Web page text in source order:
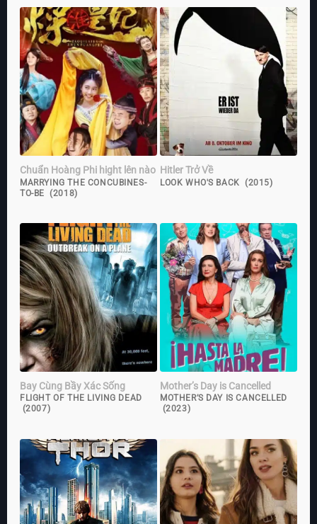
Chuẩn Hoàng Phi hight lên nào
MARRYING THE CONCUBINES-
TO-BE (2018)
Hitler Trở Về
LOOK WHO'S BACK (2015)
Bay Cùng Bầy Xác Sống
FLIGHT OF THE LIVING DEAD
(2007)
Mother’s Day is Cancelled
MOTHER’S DAY IS CANCELLED
(2023)